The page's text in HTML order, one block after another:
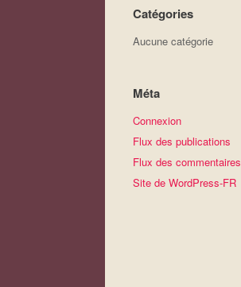
Catégories
Aucune catégorie
Méta
Connexion
Flux des publications
Flux des commentaires
Site de WordPress-FR